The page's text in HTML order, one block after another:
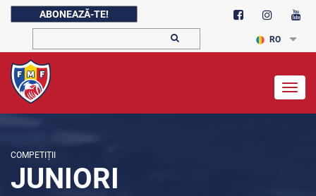
ABONEAZĂ-TE!
RO
COMPETIȚII
JUNIORI